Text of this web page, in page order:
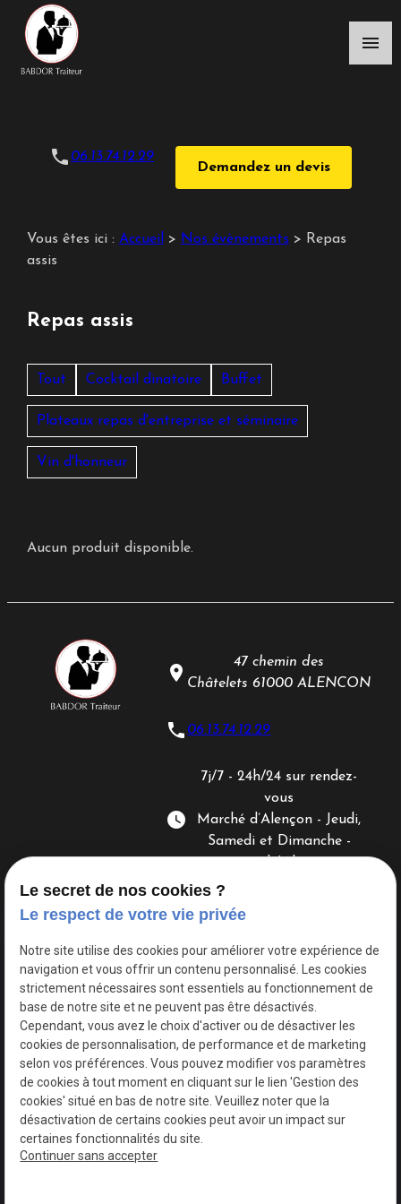
menu
phone 06.13.74.12.29
Demandez un devis
Vous êtes ici : Accueil > Nos évènements > Repas
assis
Repas assis
Tout Cocktail dinatoire Buffet
Plateaux repas d'entreprise et séminaire
Vin d'honneur
Aucun produit disponible.
place
47 chemin des
Châtelets61000 ALENCON
phone06.13.74.12.29
watch_later
7j/7 - 24h/24 sur rendez-
vous
Marché d’Alençon - Jeudi,
Samedi et Dimanche -
Mentions légales
Politique de
confidentialité
Gestion
cookies
Plan du site
Siret :80197611900041
Panneau de gestion des cookies
Le secret de nos cookies ?
Le respect de votre vie privée
Notre site utilise des cookies pour améliorer votre expérience de
navigation et vous offrir un contenu personnalisé. Les cookies
strictement nécessaires sont essentiels au fonctionnement de
base de notre site et ne peuvent pas être désactivés.
Cependant, vous avez le choix d'activer ou de désactiver les
cookies de personnalisation, de performance et de marketing
selon vos préférences. Vous pouvez modifier vos paramètres
de cookies à tout moment en cliquant sur le lien 'Gestion des
cookies' situé en bas de notre site. Veuillez noter que la
désactivation de certains cookies peut avoir un impact sur
certaines fonctionnalités du site.
Continuer sans accepter